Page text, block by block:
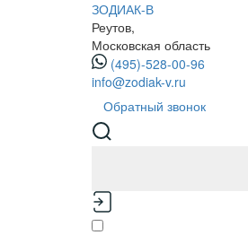
ЗОДИАК-В
Реутов,
Московская область
(495)-528-00-96
info@zodiak-v.ru
Обратный звонок